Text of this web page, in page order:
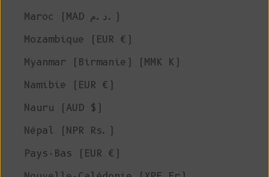
Maroc (MAD د.م.)
Mozambique (EUR €)
Myanmar (Birmanie) (MMK K)
Namibie (EUR €)
Nauru (AUD $)
Népal (NPR Rs.)
Pays-Bas (EUR €)